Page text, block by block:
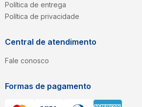
Política de entrega
Política de privacidade
Central de atendimento
Fale conosco
Formas de pagamento